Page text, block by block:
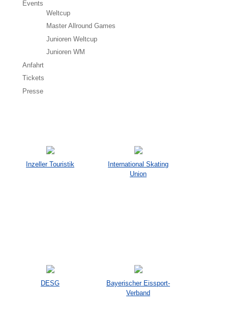
Events
Weltcup
Master Allround Games
Junioren Weltcup
Junioren WM
Anfahrt
Tickets
Presse
Inzeller Touristik
International Skating
Union
DESG
Bayerischer Eissport-
Verband